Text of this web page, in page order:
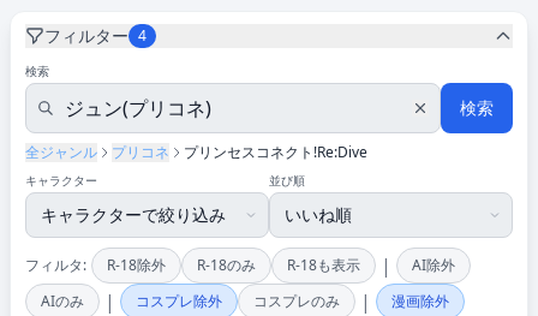
フィルター 4
検索
検索
全ジャンル プリコネ プリンセスコネクト!Re:Dive
キャラクター 並び順
フィルタ: R-18除外 R-18のみ R-18も表示 |
AI除外
AIのみ
| コスプレ除外 コスプレのみ |
漫画除外